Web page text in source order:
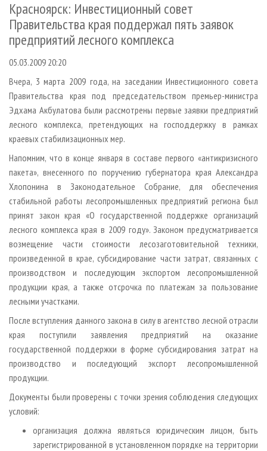
ЛЕСОПИЛЕНИЕ
ДЕРЕВООБРАБОТКА
СУШКА ДРЕВЕСИНЫ
ПРОИЗВОДСТВО ДРЕВЕСНЫХ ПЛИТ
ДЕРЕВЯННОЕ ДОМОСТРОЕНИЕ
ПРОИЗВОДСТВО МЕБЕЛИ
БИОЭНЕРГЕТИКА
ЦБП
ИНСТРУМЕНТ И МАТЕРИАЛЫ
НОВОСТИ ЖУРНАЛА
НОВОСТИ КОМПАНИЙ
ПРЕДПРИЯТИЯ ЛПК
ЛЕСНЫЕ РЕГИОНЫ РОССИИ
ПЕРСОНЫ
МОБИЛЬНЫЕ ВЫСТАВКИ
ОФИЦИАЛЬНЫЕ ДЕЛЕГАЦИИ
ПРИОРИТЕТНЫЕ ИНВЕСТПРОЕКТЫ
RUSSIAN FORESTRY REVIEW
ГАЗЕТА ЛЕСПРОМФОРУМ
БИБЛИОТЕКА СПЕЦИАЛИСТА
АРХИВ ЖУРНАЛОВ
СТАТЬИ
О ЖУРНАЛЕ
ПОДПИСКА
КОНТАКТЫ
РЕКЛАМОДАТЕЛЯМ
РЕКЛАМА
РЕКЛАМА НА САЙТЕ
Красноярск: Инвестиционный совет
Правительства края поддержал пять заявок
предприятий лесного комплекса
05.03.2009 20:20
Вчера, 3 марта 2009 года, на заседании Инвестиционного совета
Правительства края под председательством премьер-министра
Эдхама Акбулатова были рассмотрены первые заявки предприятий
лесного комплекса, претендующих на господдержку в рамках
краевых стабилизационных мер.
Напомним, что в конце января в составе первого «антикризисного
пакета», внесенного по поручению губернатора края Александра
Хлопонина в Законодательное Собрание, для обеспечения
стабильной работы лесопромышленных предприятий региона был
принят закон края «О государственной поддержке организаций
лесного комплекса края в 2009 году». Законом предусматривается
возмещение части стоимости лесозаготовительной техники,
произведенной в крае, субсидирование части затрат, связанных с
производством и последующим экспортом лесопромышленной
продукции края, а также отсрочка по платежам за пользование
лесными участками.
После вступления данного закона в силу в агентство лесной отрасли
края поступили заявления предприятий на оказание
государственной поддержки в форме субсидирования затрат на
производство и последующий экспорт лесопромышленной
продукции.
Документы были проверены с точки зрения соблюдения следующих
условий:
организация должна являться юридическим лицом, быть
зарегистрированной в установленном порядке на территории